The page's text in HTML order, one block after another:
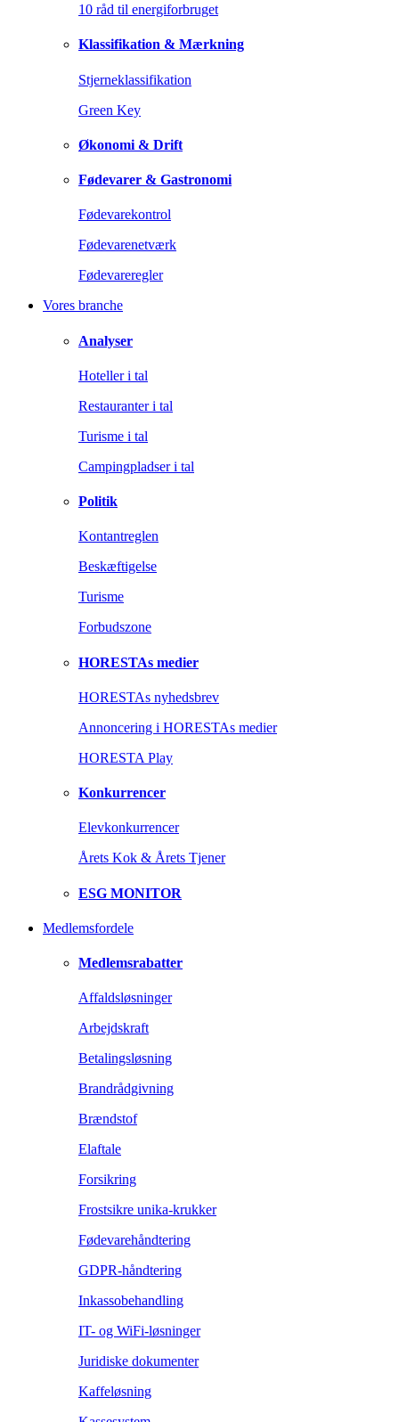
10 råd til energiforbruget
Klassifikation & Mærkning
Stjerneklassifikation
Green Key
Økonomi & Drift
Fødevarer & Gastronomi
Fødevarekontrol
Fødevarenetværk
Fødevareregler
Vores branche
Analyser
Hoteller i tal
Restauranter i tal
Turisme i tal
Campingpladser i tal
Politik
Kontantreglen
Beskæftigelse
Turisme
Forbudszone
HORESTAs medier
HORESTAs nyhedsbrev
Annoncering i HORESTAs medier
HORESTA Play
Konkurrencer
Elevkonkurrencer
Årets Kok & Årets Tjener
ESG MONITOR
Medlemsfordele
Medlemsrabatter
Affaldsløsninger
Arbejdskraft
Betalingsløsning
Brandrådgivning
Brændstof
Elaftale
Forsikring
Frostsikre unika-krukker
Fødevarehåndtering
GDPR-håndtering
Inkassobehandling
IT- og WiFi-løsninger
Juridiske dokumenter
Kaffeløsning